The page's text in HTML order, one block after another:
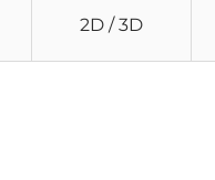
2D / 3D